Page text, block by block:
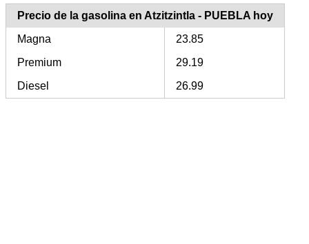
Precio de la gasolina en Atzitzintla - PUEBLA hoy
Magna
23.85
Premium
29.19
Diesel
26.99